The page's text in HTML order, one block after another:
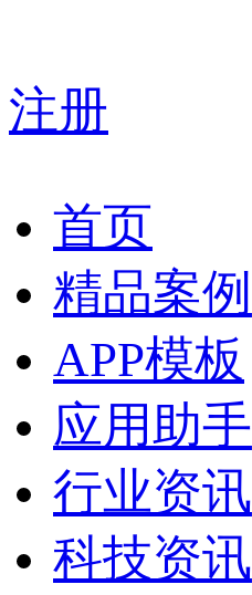
注册
首页
精品案例
APP模板
应用助手
行业资讯
科技资讯